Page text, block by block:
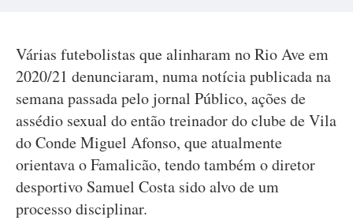
Várias futebolistas que alinharam no Rio Ave em
2020/21 denunciaram, numa notícia publicada na
semana passada pelo jornal Público, ações de
assédio sexual do então treinador do clube de Vila
do Conde Miguel Afonso, que atualmente
orientava o Famalicão, tendo também o diretor
desportivo Samuel Costa sido alvo de um
processo disciplinar.